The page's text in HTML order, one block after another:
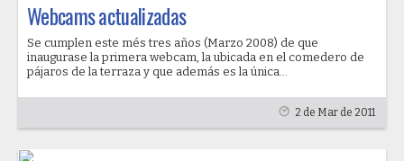
Webcams actualizadas
Se cumplen este més tres años (Marzo 2008) de que
inaugurase la primera webcam, la ubicada en el comedero de
pájaros de la terraza y que además es la única...
2 de Mar de 2011